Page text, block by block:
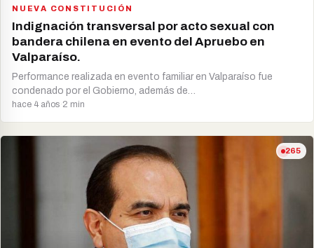
NUEVA CONSTITUCIÓN
Indignación transversal por acto sexual con
bandera chilena en evento del Apruebo en
Valparaíso.
Performance realizada en evento familiar en Valparaíso fue
condenado por el Gobierno, además de…
hace 4 años·2 min
265